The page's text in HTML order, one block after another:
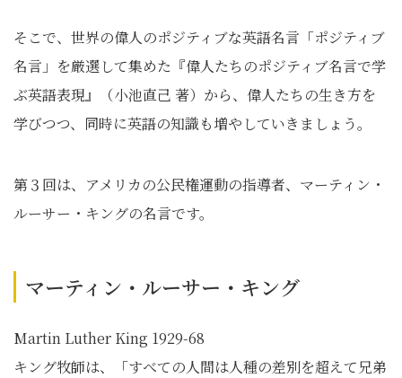
そこで、世界の偉人のポジティブな英語名言「ポジティブ
名言」を厳選して集めた『偉人たちのポジティブ名言で学
ぶ英語表現』（小池直己 著）から、偉人たちの生き方を
学びつつ、同時に英語の知識も増やしていきましょう。
第３回は、アメリカの公民権運動の指導者、マーティン・
ルーサー・キングの名言です。
マーティン・ルーサー・キング
Martin Luther King 1929-68
キング牧師は、「すべての人間は人種の差別を超えて兄弟